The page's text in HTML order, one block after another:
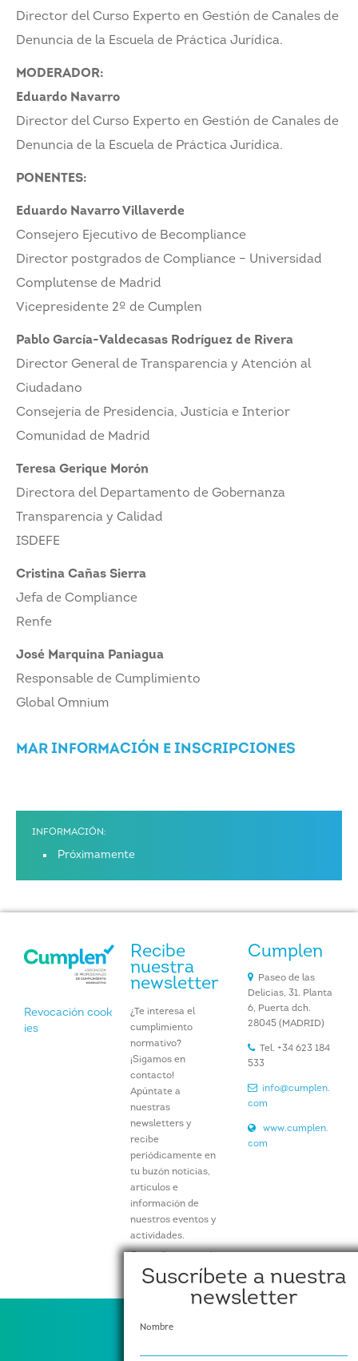
Director del Curso Experto en Gestión de Canales de
Denuncia de la Escuela de Práctica Jurídica.
MODERADOR:
Eduardo Navarro
Director del Curso Experto en Gestión de Canales de
Denuncia de la Escuela de Práctica Jurídica.
PONENTES:
Eduardo Navarro Villaverde
Consejero Ejecutivo de Becompliance
Director postgrados de Compliance – Universidad
Complutense de Madrid
Vicepresidente 2º de Cumplen
Pablo García-Valdecasas Rodríguez de Rivera
Director General de Transparencia y Atención al
Ciudadano
Consejería de Presidencia, Justicia e Interior
Comunidad de Madrid
Teresa Gerique Morón
Directora del Departamento de Gobernanza
Transparencia y Calidad
ISDEFE
Cristina Cañas Sierra
Jefa de Compliance
Renfe
José Marquina Paniagua
Responsable de Cumplimiento
Global Omnium
MAR INFORMACIÓN E INSCRIPCIONES
INFORMACIÓN:
Próximamente
Suscríbete a nuestra
newsletter
Nombre
Revocación cook
ies
Recibe
nuestra
newsletter
¿Te interesa el
cumplimiento
normativo?
¡Sigamos en
contacto!
Apúntate a
nuestras
newsletters y
recibe
periódicamente en
tu buzón noticias,
artículos e
información de
nuestros eventos y
actividades.
Cumplen
Paseo de las
Delicias, 31. Planta
6, Puerta dch.
28045 (MADRID)
Tel. +34 623 184
533
info@cumplen.
com
www.cumplen.
com